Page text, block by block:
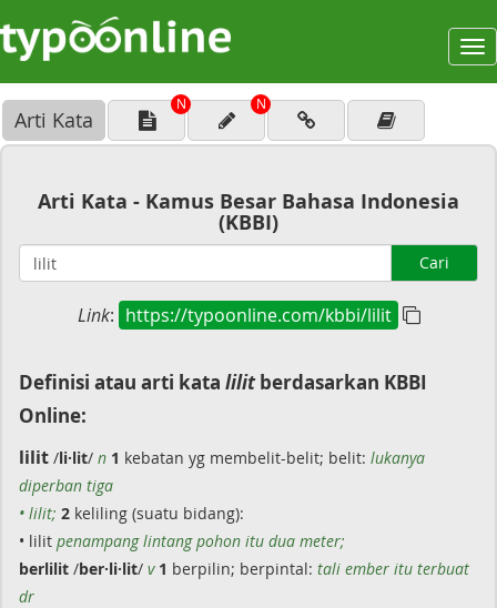
Arti Kata
N N
Arti Kata - Kamus Besar Bahasa Indonesia
(KBBI)
Cari
Link: https://typoonline.com/kbbi/lilit
Definisi atau arti kata lilitberdasarkan KBBI
Online:
lilit /li·lit/ n 1 kebatan yg membelit-belit; belit: lukanya
diperban tiga
• lilit; 2 keliling (suatu bidang):
• lilit penampang lintang pohon itu dua meter;
berlilit /ber·li·lit/ v 1 berpilin; berpintal: tali ember itu terbuat
dr